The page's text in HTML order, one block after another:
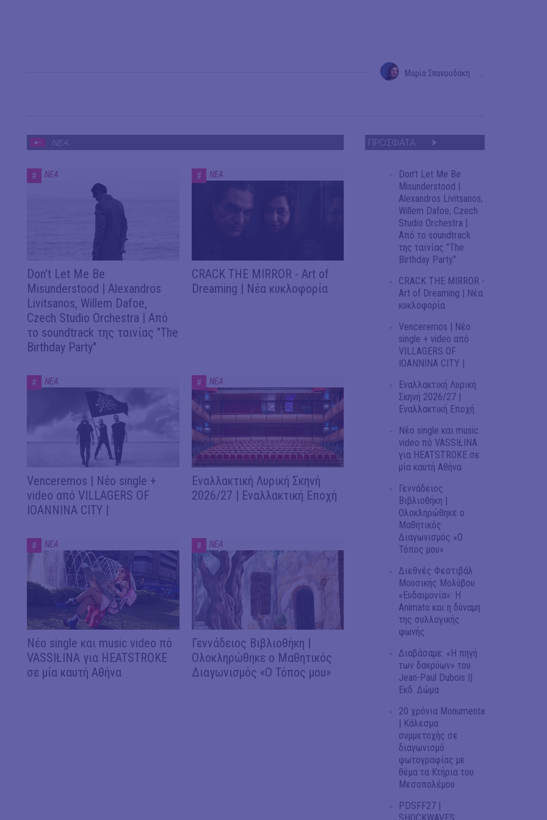
Μαρία Σπανουδάκη
ΝΕΑ
# ΝΕΑ
Don't Let Me Be
Misunderstood | Alexandros
Livitsanos, Willem Dafoe,
Czech Studio Orchestra | Από
το soundtrack της ταινίας "The
Birthday Party"
# ΝΕΑ
CRACK THE MIRROR - Art of
Dreaming | Νέα κυκλοφορία
# ΝΕΑ
Venceremos | Νέο single +
video από VILLAGERS OF
IOANNINA CITY |
# ΝΕΑ
Εναλλακτική Λυρική Σκηνή
2026/27 | Εναλλακτική Εποχή
# ΝΕΑ
Νέο single και music video πό
VASSIŁINA για HEATSTROKE
σε μία καυτή Αθήνα
# ΝΕΑ
Γεννάδειος Βιβλιοθήκη |
Ολοκληρώθηκε ο Μαθητικός
Διαγωνισμός «Ο Τόπος μου»
ΠΡΟΣΦΑΤΑ
Don't Let Me Be
Misunderstood |
Alexandros Livitsanos,
Willem Dafoe, Czech
Studio Orchestra |
Από το soundtrack
της ταινίας "The
Birthday Party"
CRACK THE MIRROR -
Art of Dreaming | Νέα
κυκλοφορία
Venceremos | Νέο
single + video από
VILLAGERS OF
IOANNINA CITY |
Εναλλακτική Λυρική
Σκηνή 2026/27 |
Εναλλακτική Εποχή
Νέο single και music
video πό VASSIŁINA
για HEATSTROKE σε
μία καυτή Αθήνα
Γεννάδειος
Βιβλιοθήκη |
Ολοκληρώθηκε ο
Μαθητικός
Διαγωνισμός «Ο
Τόπος μου»
Διεθνές Φεστιβάλ
Μουσικής Μολύβου
«Ευδαιμονία»: Η
Animato και η δύναμη
της συλλογικής
φωνής
Διαβάσαμε: «Η πηγή
των δακρύων» του
Jean-Paul Dubois ||
Εκδ. Δώμα
20 χρόνια Monumenta
| Κάλεσμα
συμμετοχής σε
διαγωνισμό
φωτογραφίας με
θέμα τα Κτήρια του
Μεσοπολέμου
PDSFF27 |